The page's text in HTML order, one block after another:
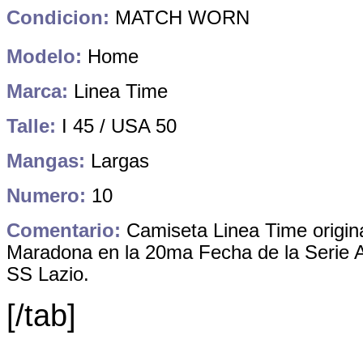
Condicion: MATCH WORN
Modelo: Home
Marca: Linea Time
Talle: I 45 / USA 50
Mangas: Largas
Numero: 10
Comentario: Camiseta Linea Time
Maradona en la 20ma Fecha de la Serie
SS Lazio.
[/tab]